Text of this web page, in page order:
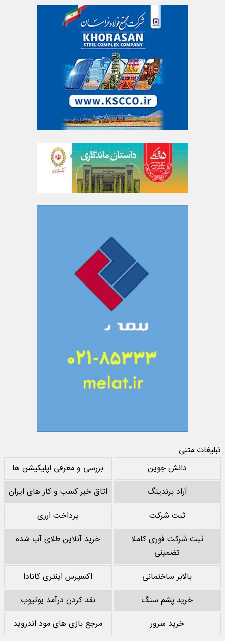
تبلیغات متنی
دانش جوین
بررسی و معرفی اپلیکیشن ها
آراد برندینگ
اتاق خبر کسب و کار های ایران
ثبت شرکت
پرداخت ارزی
ثبت شرکت فوری کاملا
تضمینی
خرید آنلاین طلای آب شده
بالابر ساختمانی
اکسپرس اینتری کانادا
خرید پشم سنگ
نقد کردن درآمد یوتیوب
خرید سرور
مرجع بازی های مود اندروید